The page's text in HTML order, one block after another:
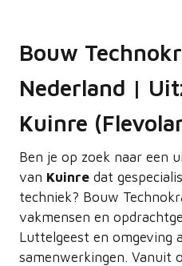
Bouw
Nederland |
Kuinre
Ben je op zoek naar een
van Kuinre dat
techniek? Bouw
vakmensen en
Luttelgeest en omgeving
samenwerkingen. Vanuit